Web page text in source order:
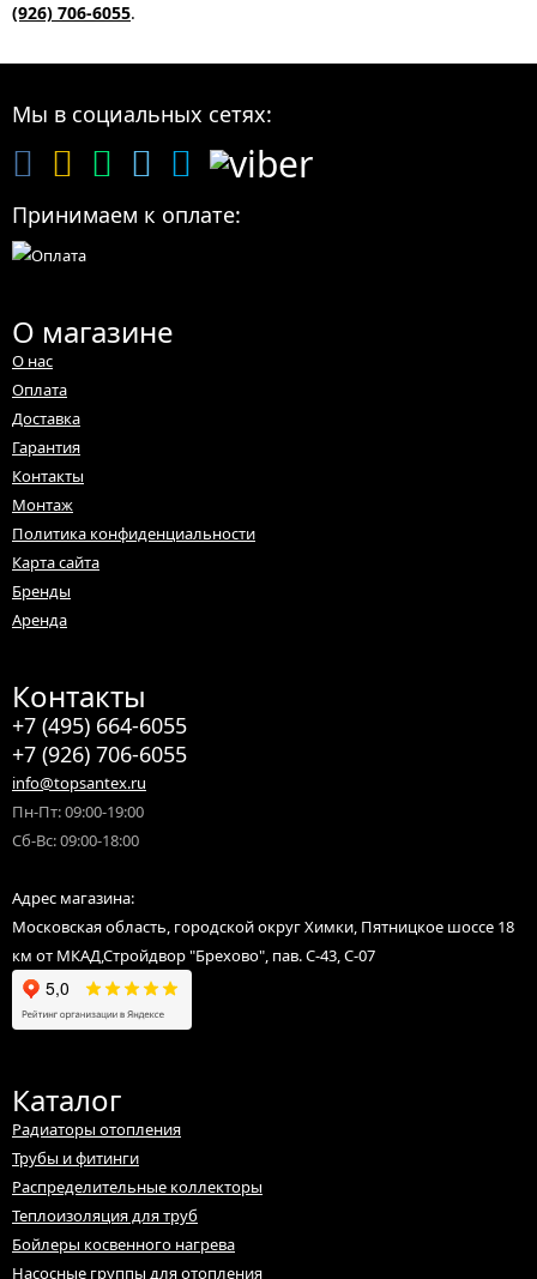
(926) 706-6055.
Мы в социальных сетях:
Принимаем к оплате:
О магазине
О нас
Оплата
Доставка
Гарантия
Контакты
Монтаж
Политика конфиденциальности
Карта сайта
Бренды
Аренда
Контакты
+7 (495) 664-6055
+7 (926) 706-6055
info@topsantex.ru
Пн-Пт: 09:00-19:00
Сб-Вс: 09:00-18:00
Адрес магазина:
Московская область, городской округ Химки, Пятницкое шоссе 18
км от МКАД,Стройдвор "Брехово", пав. С-43, С-07
Каталог
Радиаторы отопления
Трубы и фитинги
Распределительные коллекторы
Теплоизоляция для труб
Бойлеры косвенного нагрева
Насосные группы для отопления